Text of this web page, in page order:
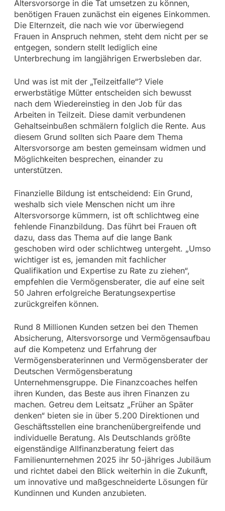
Altersvorsorge in die Tat umsetzen zu können,
benötigen Frauen zunächst ein eigenes Einkommen.
Die Elternzeit, die nach wie vor überwiegend
Frauen in Anspruch nehmen, steht dem nicht per se
entgegen, sondern stellt lediglich eine
Unterbrechung im langjährigen Erwerbsleben dar.
Und was ist mit der „Teilzeitfalle“? Viele
erwerbstätige Mütter entscheiden sich bewusst
nach dem Wiedereinstieg in den Job für das
Arbeiten in Teilzeit. Diese damit verbundenen
Gehaltseinbußen schmälern folglich die Rente. Aus
diesem Grund sollten sich Paare dem Thema
Altersvorsorge am besten gemeinsam widmen und
Möglichkeiten besprechen, einander zu
unterstützen.
Finanzielle Bildung ist entscheidend: Ein Grund,
weshalb sich viele Menschen nicht um ihre
Altersvorsorge kümmern, ist oft schlichtweg eine
fehlende Finanzbildung. Das führt bei Frauen oft
dazu, dass das Thema auf die lange Bank
geschoben wird oder schlichtweg untergeht. „Umso
wichtiger ist es, jemanden mit fachlicher
Qualifikation und Expertise zu Rate zu ziehen“,
empfehlen die Vermögensberater, die auf eine seit
50 Jahren erfolgreiche Beratungsexpertise
zurückgreifen können.
Rund 8 Millionen Kunden setzen bei den Themen
Absicherung, Altersvorsorge und Vermögensaufbau
auf die Kompetenz und Erfahrung der
Vermögensberaterinnen und Vermögensberater der
Deutschen Vermögensberatung
Unternehmensgruppe. Die Finanzcoaches helfen
ihren Kunden, das Beste aus ihren Finanzen zu
machen. Getreu dem Leitsatz „Früher an Später
denken“ bieten sie in über 5.200 Direktionen und
Geschäftsstellen eine branchenübergreifende und
individuelle Beratung. Als Deutschlands größte
eigenständige Allfinanzberatung feiert das
Familienunternehmen 2025 ihr 50-jähriges Jubiläum
und richtet dabei den Blick weiterhin in die Zukunft,
um innovative und maßgeschneiderte Lösungen für
Kundinnen und Kunden anzubieten.